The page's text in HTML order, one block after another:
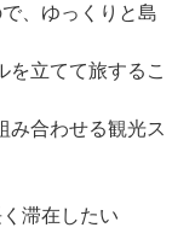
、ゆっくりと島
を立てて旅するこ
み合わせる観光ス
滞在したい